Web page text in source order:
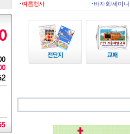
여름행사
바자회/세미나